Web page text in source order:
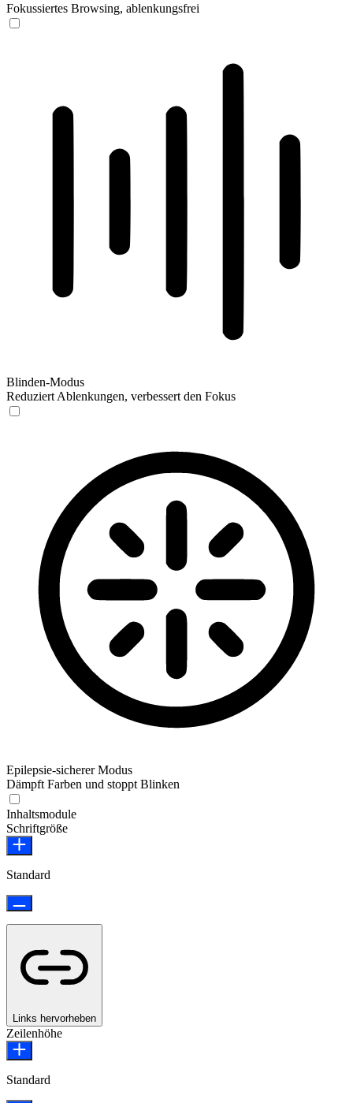
Fokussiertes Browsing, ablenkungsfrei
Blinden-Modus
Reduziert Ablenkungen, verbessert den Fokus
Epilepsie-sicherer Modus
Dämpft Farben und stoppt Blinken
Inhaltsmodule
Schriftgröße
Standard
Links hervorheben
Zeilenhöhe
Standard